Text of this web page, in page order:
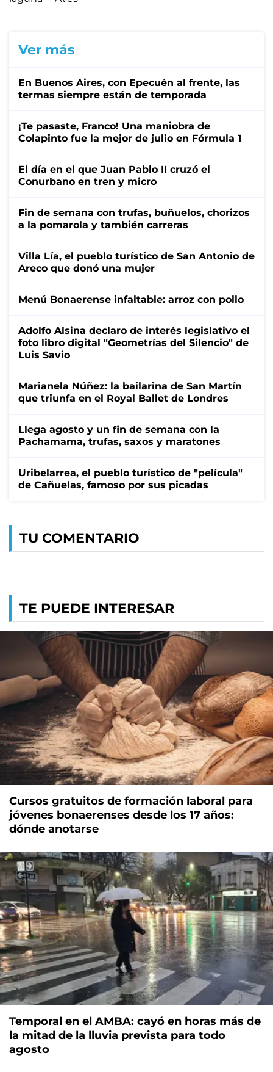
Ver más
En Buenos Aires, con Epecuén al frente, las
termas siempre están de temporada
¡Te pasaste, Franco! Una maniobra de
Colapinto fue la mejor de julio en Fórmula 1
El día en el que Juan Pablo II cruzó el
Conurbano en tren y micro
Fin de semana con trufas, buñuelos, chorizos
a la pomarola y también carreras
Villa Lía, el pueblo turístico de San Antonio de
Areco que donó una mujer
Menú Bonaerense infaltable: arroz con pollo
Adolfo Alsina declaro de interés legislativo el
foto libro digital "Geometrías del Silencio" de
Luis Savio
Marianela Núñez: la bailarina de San Martín
que triunfa en el Royal Ballet de Londres
Llega agosto y un fin de semana con la
Pachamama, trufas, saxos y maratones
Uribelarrea, el pueblo turístico de "película"
de Cañuelas, famoso por sus picadas
TU COMENTARIO
TE PUEDE INTERESAR
Cursos gratuitos de formación laboral para
jóvenes bonaerenses desde los 17 años:
dónde anotarse
Temporal en el AMBA: cayó en horas más de
la mitad de la lluvia prevista para todo
agosto